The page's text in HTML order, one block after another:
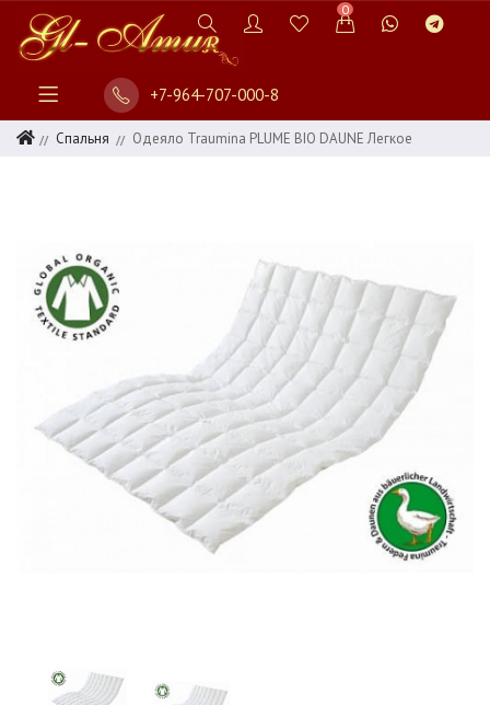
0
+7-964-707-000-8
Спальня Одеяло Traumina PLUME BIO DAUNE Легкое